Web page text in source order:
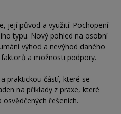
její původ a využití. Pochopení
typu. Nový pohled na osobní
výhod a nevýhod daného
a možnosti podpory.
praktickou částí, které se
na příklady z praxe, které
řešeních.